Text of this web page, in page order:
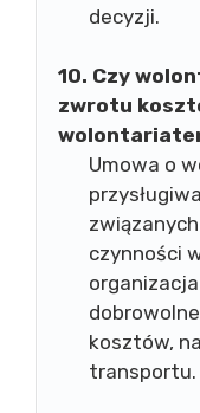
decyzji.
10. Czy
zwrotu
Umowa o
czynności
kosztów,
transportu.